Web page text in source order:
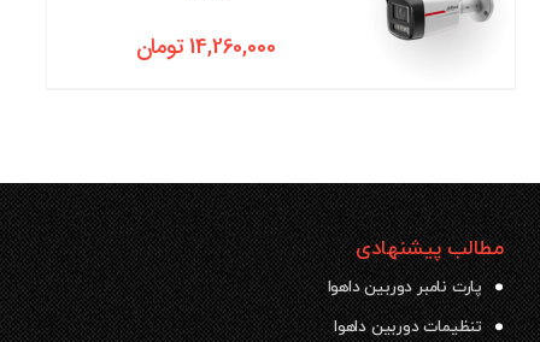
14,260,000تومان
مطالب پیشنهادی
پارت نامبر دوربین داهوا
تنظیمات دوربین داهوا